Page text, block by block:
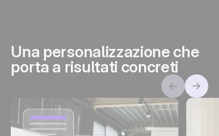
Una personalizzazione che
porta a risultati concreti